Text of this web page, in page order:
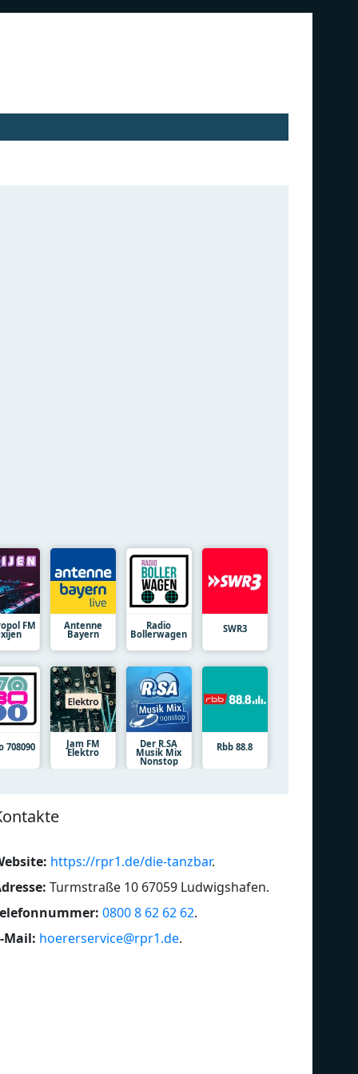
FM Antenne
Bayern
Radio
Bollerwagen SWR3
708090 Jam FM
Elektro
Der R.SA
Musik Mix
Nonstop
Rbb 88.8
https://rpr1.de/die-tanzbar.
Turmstraße 10 67059 Ludwigshafen.
0800 8 62 62 62.
Mail: hoererservice@rpr1.de.